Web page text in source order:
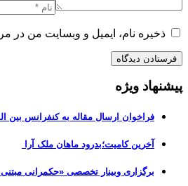
ذخیره نام، ایمیل و وبسایت من در
پیشنهاد ویژه
فراخوان ارسال مقاله به کنفرانس بین
آخرین کامیت؛بدرود ماهان ملک آرا
برگزاری وبینار تخصصی «حکمرانی